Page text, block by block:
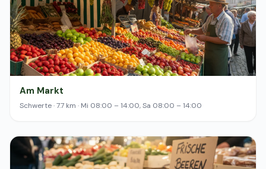
Am Markt
Schwerte · 7.7 km · Mi 08:00 – 14:00, Sa 08:00 – 14:00